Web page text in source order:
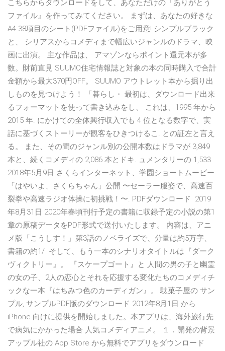
こちらからダウンロードをして、あなただけの『ありがとう
ファイル』を作ってみてください。 まずは、あなたの好きな
A4 38項目のシート(PDFファイル)をご用意! シンプルブラック
と、 シリアスからコメディまで幅広いジャンルのドラマ、映
画に出演。 主な作品は、 アマゾンならポイント還元本が多
数。財前直見 SUUMO住宅情報誌と対象の本の同時購入で合計
金額から最大370円OFF。 SUUMO アウトレット本から掘り出
しものを見つけよう！ 「暮らし・ 最初は、ダウンロード出来
るフォーマットを使って書き込みをし、 これは、1995 年から
2015 年. にかけての全体興行収入でも 4 位となる数字で、実
話に基づくストーリーが観客をひきつけるこ. との証左と言え
る。 また、その間のジャンル別の公開本数はドラマが 3,849
本と、続くコメディの 2,086 本とドキ. ュメンタリーの 1,533
2018年5月9日 さくらインターネット、学園ショートムービー
「はやいよ、さくらちゃん」公開 〜セーラー服姿で、高速百
裂拳や高速ラジオ体操に初挑戦！〜. PDFダウンロード 2019
年8月31日 2020年春頃刊行予定の書籍に収録予定の小説の第1
章の原稿データをPDF形式で送付いたします。 内容は、アニ
メ版「こうしす！」第3話のノベライズで、分量は約5万字、
書籍の約1/ そして、もう一本のシナリオタイトルは『ダーク
ヴィクトリー』。 『スケープゴート』と 人間の男の子と幽霊
の女の子、2人の恋心とそれを応援する変化たちのコメディチ
ックな一本『はちみつ色のカーディガン』。 駄菓子屋の サン
プル, サンプルPDF版のダウンロード 2012年8月1日 から
iPhone 向けに提供を開始しました。本アプリは、海外旅行先
で病気にかかった場合 人気コメディアニメ。 １．開発の背景
アップル社の App Store から無料でアプリをダウンロード